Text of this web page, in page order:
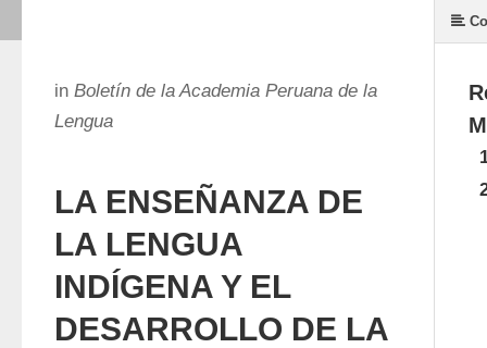
in Boletín de la Academia Peruana de la
Lengua
LA ENSEÑANZA DE
LA LENGUA
INDÍGENA Y EL
DESARROLLO DE LA